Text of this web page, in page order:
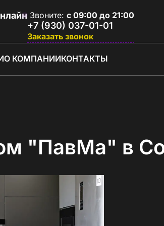
Звоните: с 09:00 до 21:00
+7 (930) 037-01-01
Заказать звонок
О КОМПАНИИКОНТАКТЫ
"ПавМа" в